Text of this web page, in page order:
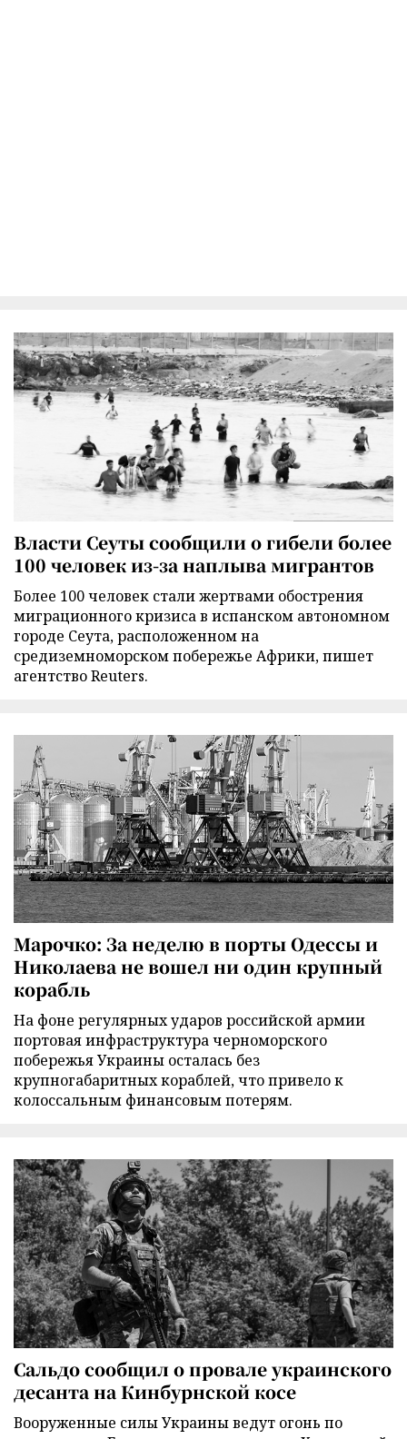
Власти Сеуты сообщили о гибели более
100 человек из-за наплыва мигрантов
Более 100 человек стали жертвами обострения
миграционного кризиса в испанском автономном
городе Сеута, расположенном на
средиземноморском побережье Африки, пишет
агентство Reuters.
Марочко: За неделю в порты Одессы и
Николаева не вошел ни один крупный
корабль
На фоне регулярных ударов российской армии
портовая инфраструктура черноморского
побережья Украины осталась без
крупногабаритных кораблей, что привело к
колоссальным финансовым потерям.
Сальдо сообщил о провале украинского
десанта на Кинбурнской косе
Вооруженные силы Украины ведут огонь по